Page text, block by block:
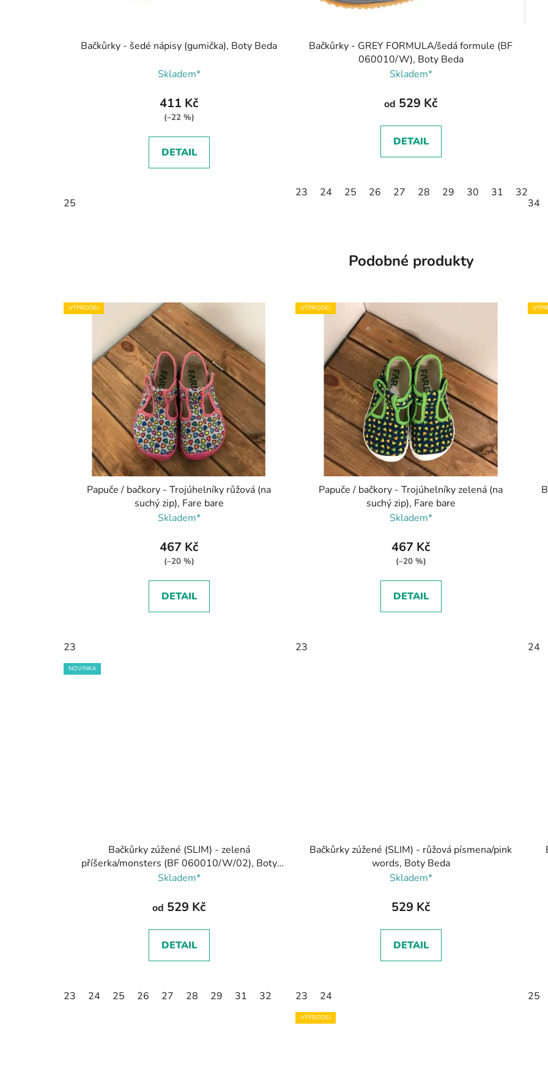
Bačkůrky - šedé nápisy (gumička), Boty Beda
Skladem*
411 Kč
(–22 %)
DETAIL
25
Bačkůrky - GREY FORMULA/šedá formule (BF
060010/W), Boty Beda
Skladem*
od 529 Kč
DETAIL
23 24 25 26 27 28 29 30 31 32
34
Podobné produkty
VÝPRODEJ
Papuče / bačkory - Trojúhelníky růžová (na
suchý zip), Fare bare
Skladem*
467 Kč
(–20 %)
DETAIL
23
VÝPRODEJ
Papuče / bačkory - Trojúhelníky zelená (na
suchý zip), Fare bare
Skladem*
467 Kč
(–20 %)
DETAIL
23 24
NOVINKA
Bačkůrky zúžené (SLIM) - zelená
příšerka/monsters (BF 060010/W/02), Boty
Beda
Skladem*
od 529 Kč
DETAIL
23 24 25 26 27 28 29 31 32
Bačkůrky zúžené (SLIM) - růžová písmena/pink
words, Boty Beda
Skladem*
529 Kč
DETAIL
23 24 25
VÝPRODEJ